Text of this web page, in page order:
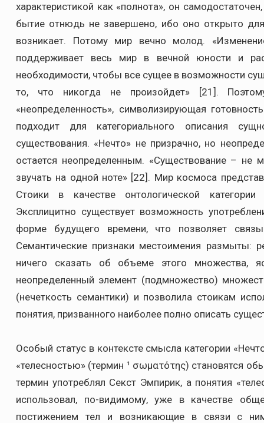
характеристикой как «полнота», он
бытие отнюдь не завершено, ибо оно открыто
возникает. Потому мир вечно молод.
поддерживает весь мир в вечной юности и
необходимости, чтобы все сущее в возможности
то, что никогда не произойдет» [21].
«неопределенность», символизирующая
подходит для категориального описания
существования. «Нечто» не призрачно, но
остается неопределенным. «Существование –
звучать на одной ноте» [22]. Мир космоса
Стоики в качестве онтологической
Эксплицитно существует возможность
форме будущего времени, что позволяет
Семантические признаки местоимения
ничего сказать об объеме этого множества,
неопределенный элемент (подмножество)
(нечеткость семантики) и позволила стоикам
понятия, призванного наиболее полно описать
Особый статус в контексте смысла категории
«телесностью» (термин ¹ σωματότης) становятся
термин употреблял Секст Эмпирик, а понятия
использовал, по-видимому, уже в качестве
постижением тел и возникающие в связи с